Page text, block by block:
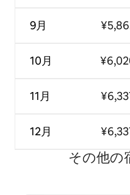
9月
10月
11月
12月
その他の